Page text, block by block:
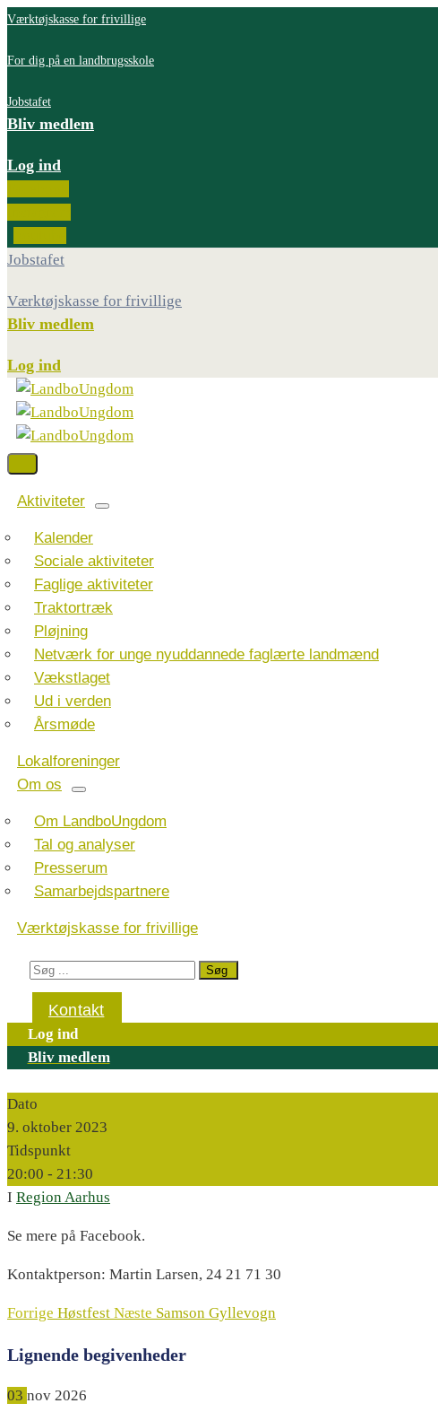
Værktøjskasse for frivillige
For dig på en landbrugsskole
Jobstafet
Bliv medlem
Log ind
Jobstafet
Værktøjskasse for frivillige
Bliv medlem
Log ind
Aktiviteter
Kalender
Sociale aktiviteter
Faglige aktiviteter
Traktortræk
Pløjning
Netværk for unge nyuddannede faglærte landmænd
Vækstlaget
Ud i verden
Årsmøde
Lokalforeninger
Om os
Om LandboUngdom
Tal og analyser
Presserum
Samarbejdspartnere
Værktøjskasse for frivillige
Kontakt
Log ind
Bliv medlem
Dato
9. oktober 2023
Tidspunkt
20:00 - 21:30
I Region Aarhus
Se mere på Facebook.
Kontaktperson: Martin Larsen, 24 21 71 30
Forrige Høstfest Næste Samson Gyllevogn
Lignende begivenheder
03 nov 2026